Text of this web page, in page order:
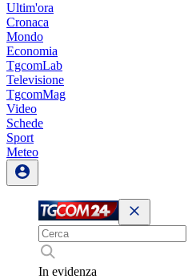
Ultim'ora
Cronaca
Mondo
Economia
TgcomLab
Televisione
TgcomMag
Video
Schede
Sport
Meteo
In evidenza